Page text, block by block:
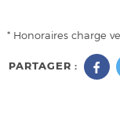
* Honoraires charge
PARTAGER :